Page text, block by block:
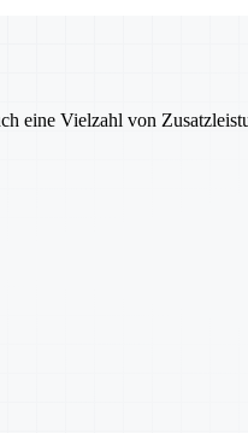
eine Vielzahl von